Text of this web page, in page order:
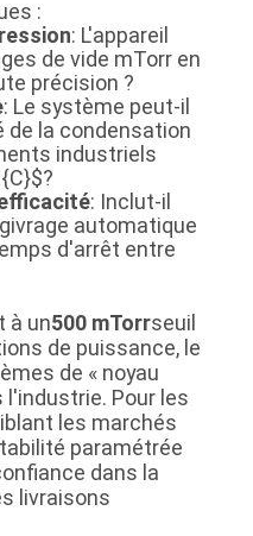
:
: L'appareil
de vide mTorr en
précision ?
: Le système peut-il
la condensation
industriels
?
: Inclut-il
automatique
d'arrêt entre
à un500 mTorrseuil
de puissance, le
de « noyau
l'industrie. Pour les
les marchés
paramétrée
dans la
livraisons